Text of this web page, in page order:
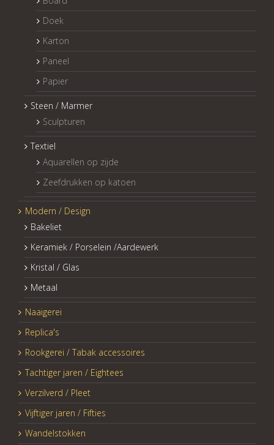
Doek
Karton
Paneel
Papier
Steen / Marmer
Sculpturen
Textiel
Aquarellen op zijde
Zeefdrukken op katoen
Modern / Design
Bakeliet
Keramiek / Porselein /Aardewerk
Kristal / Glas
Metaal
Naaigerei
Replica's
Rookgerei / Tabak accessoires
Tachtiger jaren / Eightees
Verzilverd / Pleet
Vijftiger jaren / Fifties
Wandelstokken